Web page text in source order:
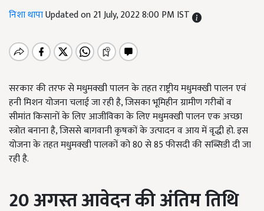
निशा थापाUpdated on 21 July, 2022 8:00 PM IST
सरकार की तरफ से मधुमक्खी पालन के तहत राष्ट्रीय मधुमक्खी पालन एवं
हनी मिशन योजना चलाई जा रही है, जिसका भूमिहीन ग्रामीण गरीबों व
सीमांत किसानों के लिए आजीविका के लिए मधुमक्खी पालन एक अच्छा
स्त्रोत बनाना है, जिससे बागवानी कृषकों के उत्पादन व आय में वृद्धी हो. इस
योजना के तहत मधुमक्खी पालकों को 80 से 85 फीसदी की सब्सिडी दी जा
रही है.
20 अगस्त आवेदन की अंतिम तिथि